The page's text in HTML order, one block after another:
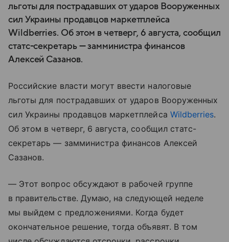
льготы для пострадавших от ударов Вооруженных
сил Украины продавцов маркетплейса
Wildberries. Об этом в четверг, 6 августа, сообщил
статс-секретарь — замминистра финансов
Алексей Сазанов.
Российские власти могут ввести налоговые
льготы для пострадавших от ударов Вооруженных
сил Украины продавцов маркетплейса Wildberries.
Об этом в четверг, 6 августа, сообщил статс-
секретарь — замминистра финансов Алексей
Сазанов.
— Этот вопрос обсуждают в рабочей группе
в правительстве. Думаю, на следующей неделе
мы выйдем с предложениями. Когда будет
окончательное решение, тогда объявят. В том